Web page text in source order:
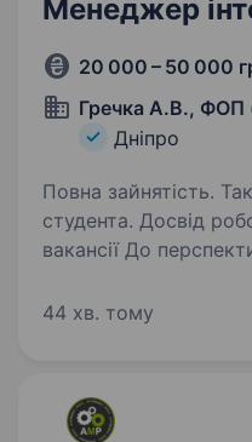
Менеджер
20 000 – 50 000
Гречка А.В., ФОП
Дніпро
Повна зайнятість.
студента. Досвід
вакансії До
а також має мережу
працює…
44 хв. тому